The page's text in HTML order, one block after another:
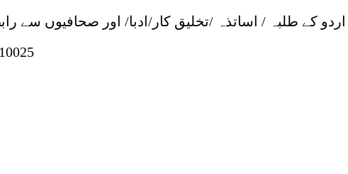
کے طلبہ / اساتذہ /تخلیق کار/ادبا/ اور صحافیوں سے